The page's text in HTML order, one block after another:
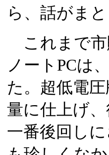
ら、話がま
これまで市
ノートPCは
た。超低電
量に仕上げ
一番後回し